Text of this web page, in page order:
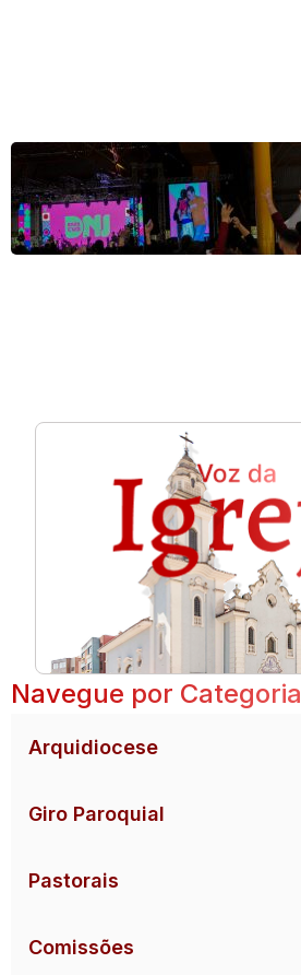
Navegue por Categoria
Arquidiocese
Giro Paroquial
Pastorais
Comissões